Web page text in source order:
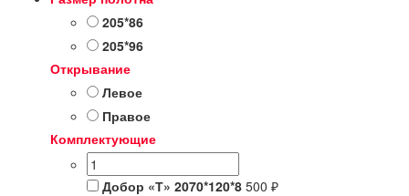
составляла
45000 ₽.
36600 ₽.
205*86
205*96
Открывание
Левое
Правое
Комплектующие
Добор «Т» 2070*120*8 500 ₽